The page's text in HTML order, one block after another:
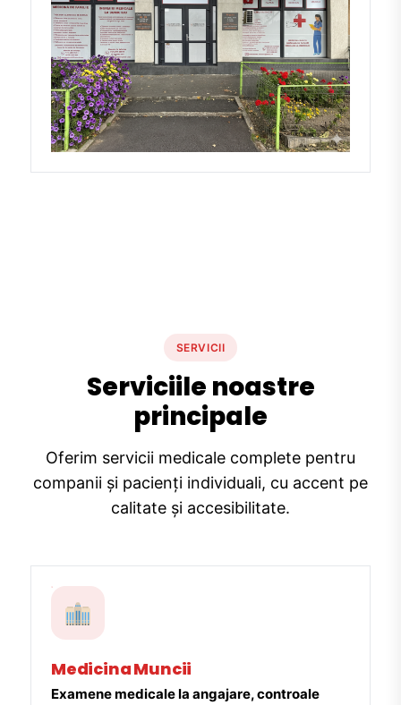
SERVICII
Serviciile noastre
principale
Oferim servicii medicale complete pentru
companii și pacienți individuali, cu accent pe
calitate și accesibilitate.
Medicina Muncii
Examene medicale la angajare, controale